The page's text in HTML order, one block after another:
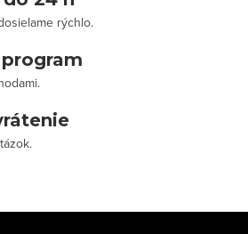
rýchlo.